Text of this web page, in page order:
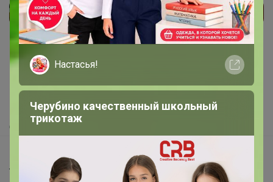
Реклама
Как здесь все устроено?
Как сделать заказ?
Как получить?
Доставка
Торговые марки
Настасья!
Черубино качественный школьный
трикотаж